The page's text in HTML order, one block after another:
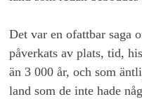
Det var en ofattbar saga
påverkats av plats, tid,
än 3 000 år, och som
land som de inte hade